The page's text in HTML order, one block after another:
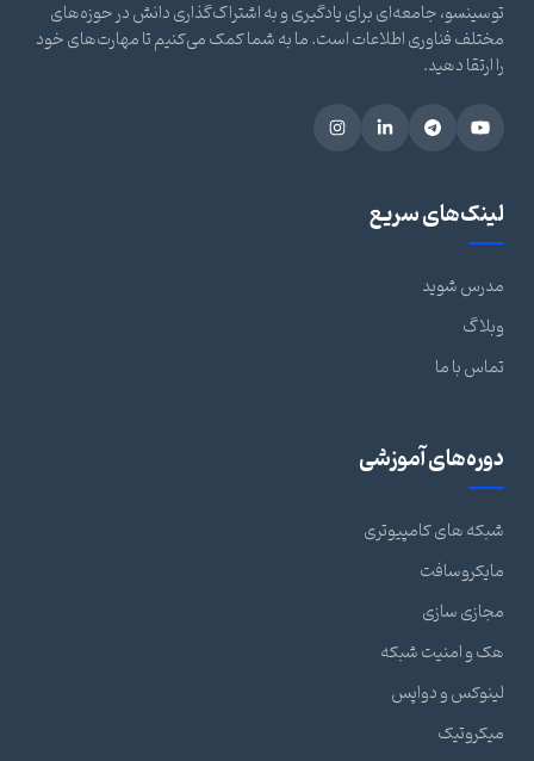
توسینسو، جامعه‌ای برای یادگیری و به اشتراک‌گذاری دانش در حوزه‌های
مختلف فناوری اطلاعات است. ما به شما کمک می‌کنیم تا مهارت‌های خود
را ارتقا دهید.
لینک‌های سریع
مدرس شوید
وبلاگ
تماس با ما
دوره‌های آموزشی
شبکه های کامپیوتری
مایکروسافت
مجازی سازی
هک و امنیت شبکه
لینوکس و دواپس
میکروتیک